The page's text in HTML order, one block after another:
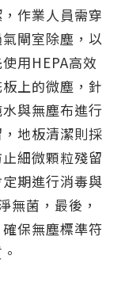
作業人員需穿
閘室除塵，以
用HEPA高效
上的微塵，針
與無塵布進行
地板清潔則採
細微顆粒殘留
期進行消毒與
無菌，最後，
保無塵標準符